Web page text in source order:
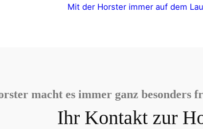
Mit der Horster immer auf dem
macht es immer ganz besonders
Ihr Kontakt zur